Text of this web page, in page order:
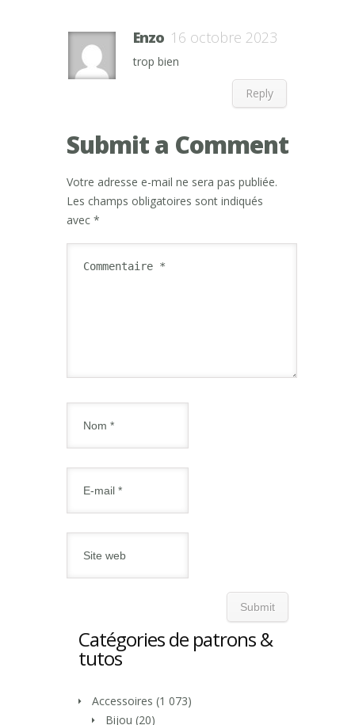
Enzo 16 octobre 2023
trop bien
Reply
Submit a Comment
Votre adresse e-mail ne sera pas publiée.
Les champs obligatoires sont indiqués
avec *
Catégories de patrons &
tutos
Accessoires (1 073)
Bijou (20)